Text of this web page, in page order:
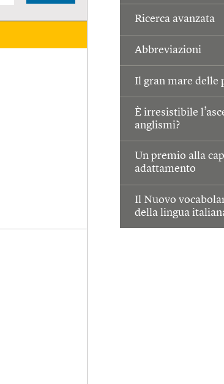
Ricerca avanzata
Abbreviazioni
Il gran mare delle
È irresistibile
anglismi?
Un premio alla
adattamento
Il Nuovo
della lingua